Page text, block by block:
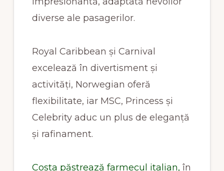
diverse ale pasagerilor.
Royal Caribbean și Carnival
excelează în divertisment și
activități, Norwegian oferă
flexibilitate, iar MSC, Princess și
Celebrity aduc un plus de eleganță
și rafinament.
Costa păstrează farmecul italian, în